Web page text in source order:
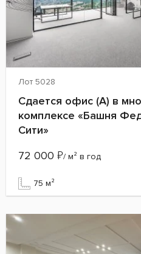
Лот 5028
Сдается офис (А) в
комплексе «Башня
Сити»
72 000 ₽/ м² в год
75 м²